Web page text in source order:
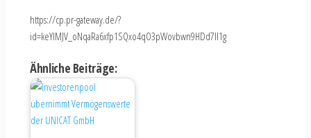
https://cp.pr-gateway.de/?
id=keYlMJV_oNqaRa6xfp1SQxo4qO3pWovbwn9HDd7Il1g
Ähnliche Beiträge: